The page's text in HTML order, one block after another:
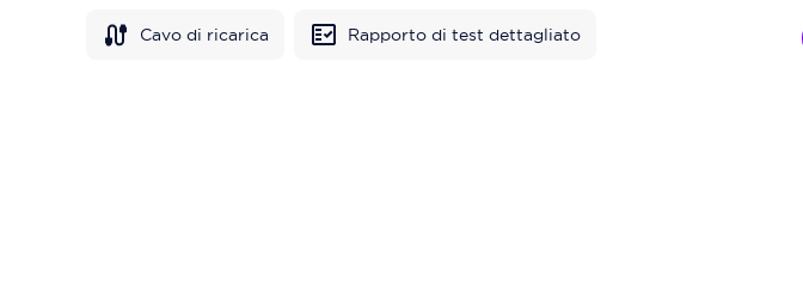
Cavo di ricarica Rapporto di test dettagliato